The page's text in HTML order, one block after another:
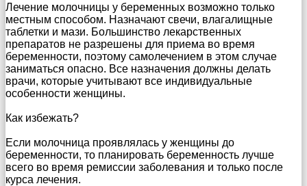
Лечение молочницы у беременных возможно только
местным способом. Назначают свечи, влагалищные
таблетки и мази. Большинство лекарственных
препаратов не разрешены для приема во время
беременности, поэтому самолечением в этом случае
заниматься опасно. Все назначения должны делать
врачи, которые учитывают все индивидуальные
особенности женщины.
Как избежать?
Если молочница проявлялась у женщины до
беременности, то планировать беременность лучше
всего во время ремиссии заболевания и только после
курса лечения.